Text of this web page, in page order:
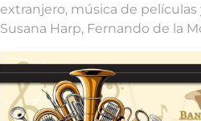
extranjero, música de
Susana Harp, Fernando de la